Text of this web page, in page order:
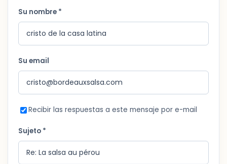
Su nombre *
Su email
Recibir las respuestas a este mensaje por e-mail
Sujeto *